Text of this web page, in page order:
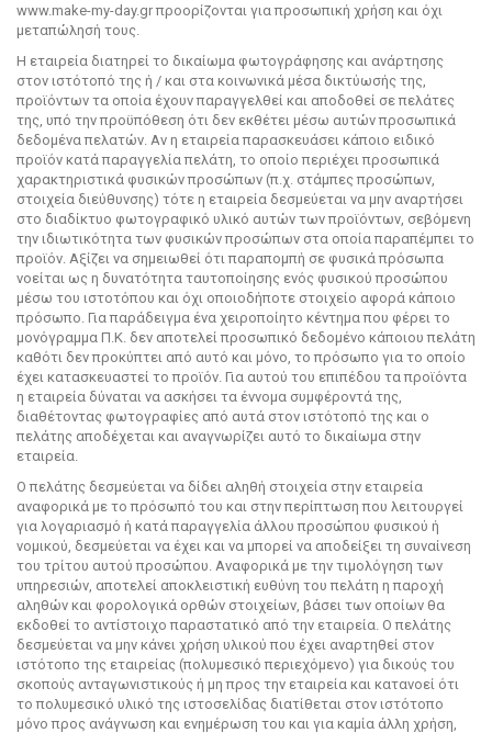
www.make-my-day.gr προορίζονται για προσωπική χρήση και όχι
μεταπώλησή τους.
Η εταιρεία διατηρεί το δικαίωμα φωτογράφησης και ανάρτησης
στον ιστότοπό της ή / και στα κοινωνικά μέσα δικτύωσής της,
προϊόντων τα οποία έχουν παραγγελθεί και αποδοθεί σε πελάτες
της, υπό την προϋπόθεση ότι δεν εκθέτει μέσω αυτών προσωπικά
δεδομένα πελατών. Αν η εταιρεία παρασκευάσει κάποιο ειδικό
προϊόν κατά παραγγελία πελάτη, το οποίο περιέχει προσωπικά
χαρακτηριστικά φυσικών προσώπων (π.χ. στάμπες προσώπων,
στοιχεία διεύθυνσης) τότε η εταιρεία δεσμεύεται να μην αναρτήσει
στο διαδίκτυο φωτογραφικό υλικό αυτών των προϊόντων, σεβόμενη
την ιδιωτικότητα των φυσικών προσώπων στα οποία παραπέμπει το
προϊόν. Αξίζει να σημειωθεί ότι παραπομπή σε φυσικά πρόσωπα
νοείται ως η δυνατότητα ταυτοποίησης ενός φυσικού προσώπου
μέσω του ιστοτόπου και όχι οποιοδήποτε στοιχείο αφορά κάποιο
πρόσωπο. Για παράδειγμα ένα χειροποίητο κέντημα που φέρει το
μονόγραμμα Π.Κ. δεν αποτελεί προσωπικό δεδομένο κάποιου πελάτη
καθότι δεν προκύπτει από αυτό και μόνο, το πρόσωπο για το οποίο
έχει κατασκευαστεί το προϊόν. Για αυτού του επιπέδου τα προϊόντα
η εταιρεία δύναται να ασκήσει τα έννομα συμφέροντά της,
διαθέτοντας φωτογραφίες από αυτά στον ιστότοπό της και ο
πελάτης αποδέχεται και αναγνωρίζει αυτό το δικαίωμα στην
εταιρεία.
Ο πελάτης δεσμεύεται να δίδει αληθή στοιχεία στην εταιρεία
αναφορικά με το πρόσωπό του και στην περίπτωση που λειτουργεί
για λογαριασμό ή κατά παραγγελία άλλου προσώπου φυσικού ή
νομικού, δεσμεύεται να έχει και να μπορεί να αποδείξει τη συναίνεση
του τρίτου αυτού προσώπου. Αναφορικά με την τιμολόγηση των
υπηρεσιών, αποτελεί αποκλειστική ευθύνη του πελάτη η παροχή
αληθών και φορολογικά ορθών στοιχείων, βάσει των οποίων θα
εκδοθεί το αντίστοιχο παραστατικό από την εταιρεία. Ο πελάτης
δεσμεύεται να μην κάνει χρήση υλικού που έχει αναρτηθεί στον
ιστότοπο της εταιρείας (πολυμεσικό περιεχόμενο) για δικούς του
σκοπούς ανταγωνιστικούς ή μη προς την εταιρεία και κατανοεί ότι
το πολυμεσικό υλικό της ιστοσελίδας διατίθεται στον ιστότοπο
μόνο προς ανάγνωση και ενημέρωση του και για καμία άλλη χρήση,